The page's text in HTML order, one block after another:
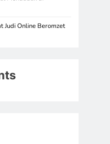
Judi Online Beromzet